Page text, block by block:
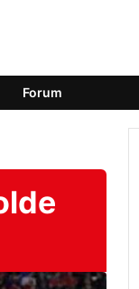
Forum